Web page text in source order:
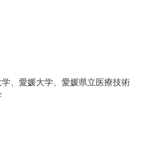
、愛媛大学、愛媛県立医療技術